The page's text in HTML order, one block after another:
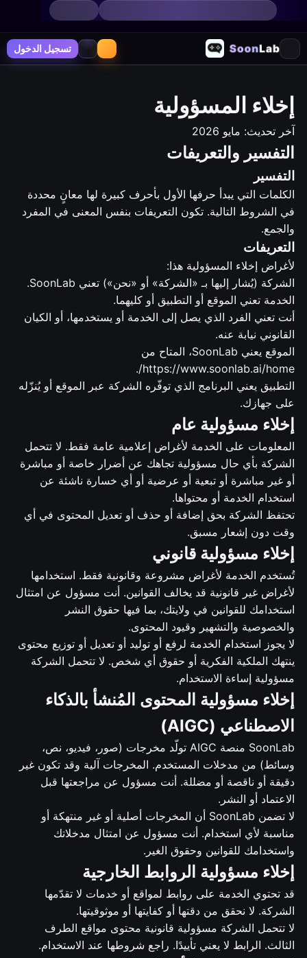
تسجيل الدخول
إخلاء المسؤولية
آخر تحديث: مايو 2026
التفسير والتعريفات
التفسير
الكلمات التي يبدأ حرفها الأول بأحرف كبيرة لها معانٍ محددة
في الشروط التالية. تكون التعريفات بنفس المعنى في المفرد
والجمع.
التعريفات
لأغراض إخلاء المسؤولية هذا:
الشركة (يُشار إليها بـ «الشركة» أو «نحن») تعني SoonLab.
الخدمة تعني الموقع أو التطبيق أو كليهما.
أنت تعني الفرد الذي يصل إلى الخدمة أو يستخدمها، أو الكيان
القانوني نيابة عنه.
الموقع يعني SoonLab، المتاح من
https://www.soonlab.ai/home/.
التطبيق يعني البرنامج الذي توفّره الشركة عبر الموقع أو يُنزّله
على جهازك.
إخلاء مسؤولية عام
المعلومات على الخدمة لأغراض إعلامية عامة فقط. لا تتحمل
الشركة بأي حال مسؤولية تجاهك عن أضرار خاصة أو مباشرة
أو غير مباشرة أو تبعية أو عرضية أو أي خسارة ناشئة عن
استخدام الخدمة أو محتواها.
تحتفظ الشركة بحق إضافة أو حذف أو تعديل المحتوى في أي
وقت دون إشعار مسبق.
إخلاء مسؤولية قانوني
تُستخدم الخدمة لأغراض مشروعة وقانونية فقط. استخدامها
لأغراض غير قانونية قد يخالف القوانين. أنت مسؤول عن امتثال
استخدامك للقوانين في ولايتك، بما فيها حقوق النشر
والخصوصية والتشهير وقيود المحتوى.
لا يجوز استخدام الخدمة لرفع أو توليد أو تعديل أو توزيع محتوى
ينتهك الملكية الفكرية أو حقوق أي شخص. لا تتحمل الشركة
مسؤولية إساءة الاستخدام.
إخلاء مسؤولية المحتوى المُنشأ بالذكاء
الاصطناعي (AIGC)
SoonLab منصة AIGC تولّد مخرجات (صور، فيديو، نص،
وسائط) من مدخلات المستخدم. المخرجات آلية وقد تكون غير
دقيقة أو ناقصة أو مضللة. أنت مسؤول عن مراجعتها قبل
الاعتماد أو النشر.
لا تضمن SoonLab أن المخرجات أصلية أو غير منتهكة أو
مناسبة لأي استخدام. أنت مسؤول عن امتثال مدخلاتك
واستخدامك للقوانين وحقوق الغير.
إخلاء مسؤولية الروابط الخارجية
قد تحتوي الخدمة على روابط لمواقع أو خدمات لا تقدّمها
الشركة. لا نحقق من دقتها أو كفايتها أو موثوقيتها.
لا تتحمل الشركة مسؤولية قانونية محتوى مواقع الطرف
الثالث. الرابط لا يعني تأييدًا. راجع شروطها عند الاستخدام.